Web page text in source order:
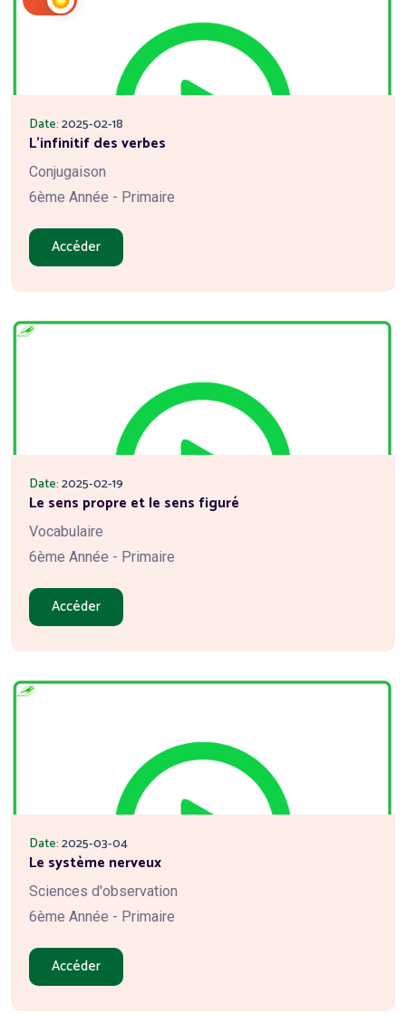
Date:2025-02-18
L'infinitif des verbes
Conjugaison
6ème Année - Primaire
Accéder
Date:2025-02-19
Le sens propre et le sens figuré
Vocabulaire
6ème Année - Primaire
Accéder
Date:2025-03-04
Le système nerveux
Sciences d'observation
6ème Année - Primaire
Accéder